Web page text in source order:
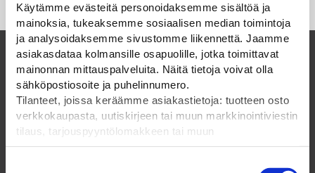
Käytämme evästeitä personoidaksemme sisältöä ja
mainoksia, tukeaksemme sosiaalisen median toimintoja
ja analysoidaksemme sivustomme liikennettä. Jaamme
asiakasdataa kolmansille osapuolille, jotka toimittavat
mainonnan mittauspalveluita. Näitä tietoja voivat olla
sähköpostiosoite ja puhelinnumero.
Tilanteet, joissa keräämme asiakastietoja: tuotteen osto
verkkokaupasta, uutiskirjeen tai muun markkinointiviestin
tilaus, tarjouspyyntölomakkeen tai muun
yhteydenottolomakkeen lähettäminen, käyttäjätilin
Suomalainen perheyritys ja luotettava
kumppani vuodesta 1985
ELPAC OY